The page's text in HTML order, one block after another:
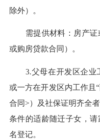
除外）。
需提供材料：房产证
或购房贷款合同）。
3.父母在开发区企业
或一方在开发区内工作且
合同>）及社保证明齐全
条件的适龄随迁子女，
名登记。